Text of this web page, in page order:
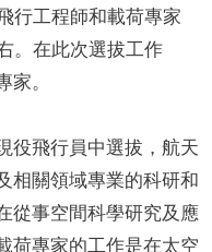
行工程師和載荷專家
。在此次選拔工作
家。
役飛行員中選拔，航天
相關領域專業的科研和
從事空間科學研究及應
荷專家的工作是在太空